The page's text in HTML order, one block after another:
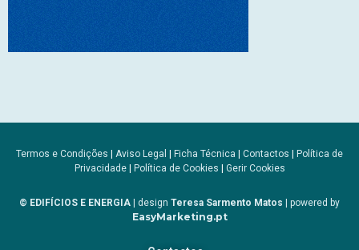
Termos e Condições Aviso Legal Ficha Técnica Contactos
Política de
Privacidade| Política de Cookies Gerir Cookies
© EDIFÍCIOS E ENERGIA | design Teresa Sarmento Matos | powered by
EasyMarketing.pt